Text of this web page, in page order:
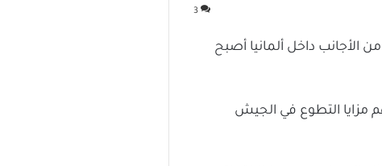
3
الأجانب داخل ألمانيا أصبح
مزايا التطوع في الجيش